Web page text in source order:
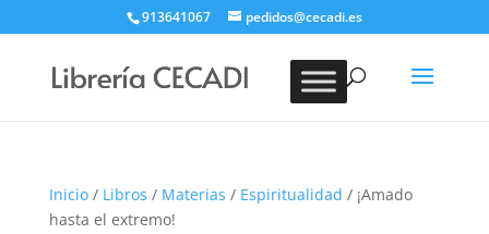
913641067 pedidos@cecadi.es
BUSCAR
Inicio/ Libros / Materias / Espiritualidad / ¡Amado
hasta el extremo!